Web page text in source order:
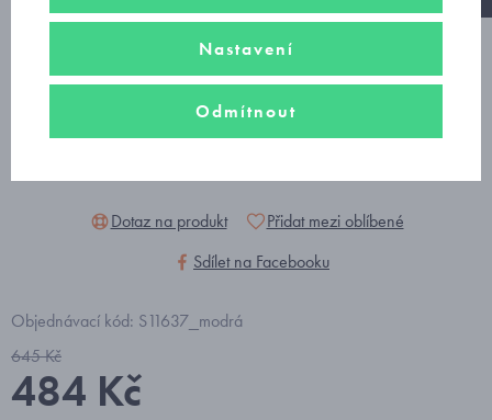
Dotaz na produkt
Přidat mezi oblíbené
Sdílet na Facebooku
Objednávací kód: S11637_modrá
645 Kč
484 Kč
Nastavení
Odmítnout